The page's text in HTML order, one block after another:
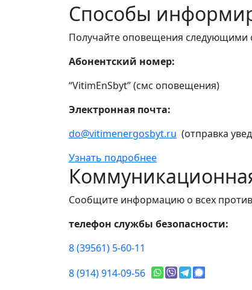
Способы
Получайте оповещения следующими
Абонентский номер:
“VitimEnSbyt” (смс оповещения)
Электронная почта:
do@vitimenergosbyt.ru (отправка
Узнать подробнее
Сообщите информацию о всех
телефон службы безопасности:
8 (39561) 5-60-11
8 (914) 914-09-56